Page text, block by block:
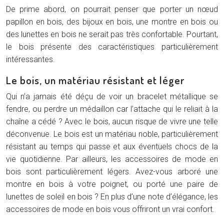
De prime abord, on pourrait penser que porter un nœud
papillon en bois, des bijoux en bois, une montre en bois ou
des lunettes en bois ne serait pas très confortable. Pourtant,
le bois présente des caractéristiques particulièrement
intéressantes.
Le bois, un matériau résistant et léger
Qui n’a jamais été déçu de voir un bracelet métallique se
fendre, ou perdre un médaillon car l’attache qui le reliait à la
chaîne a cédé ? Avec le bois, aucun risque de vivre une telle
déconvenue. Le bois est un matériau noble, particulièrement
résistant au temps qui passe et aux éventuels chocs de la
vie quotidienne. Par ailleurs, les accessoires de mode en
bois sont particulièrement légers. Avez-vous arboré une
montre en bois à votre poignet, ou porté une paire de
lunettes de soleil en bois ? En plus d’une note d’élégance, les
accessoires de mode en bois vous offriront un vrai confort.